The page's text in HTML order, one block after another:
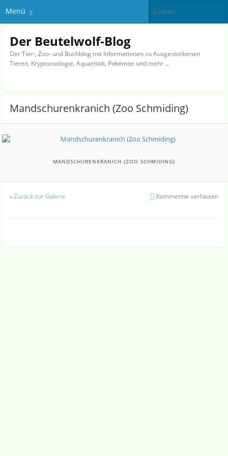
Menü
Der Beutelwolf-Blog
Der Tier-, Zoo- und Buchblog mit Informationen zu Ausgestorbenen
Tieren, Kryptozoologie, Aquaristik, Pokémon und mehr …
Mandschurenkranich (Zoo Schmiding)
MANDSCHURENKRANICH (ZOO SCHMIDING)
«Zurück zur Galerie Kommentar verfassen